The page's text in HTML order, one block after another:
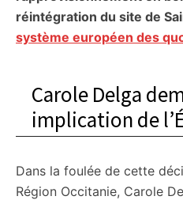
réintégration du site de
système européen des
Carole Delga
implication de
Dans la foulée de cette
Région Occitanie, Carole